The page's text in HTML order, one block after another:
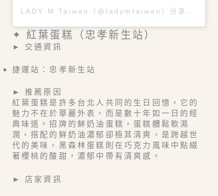
LADY M Taiwan（@ladymtaiwan）分享的貼文
✦ 紅葉蛋糕（忠孝新生站）
► 交通資訊
捷運站：忠孝新生站
► 推薦原因
紅葉蛋糕是許多台北人共同的生日回憶，它的
魅力不在於華麗外表，而是數十年如一日的經
典味道。招牌的鮮奶油蛋糕，蛋糕體鬆軟濕
潤，搭配的鮮奶油濃郁卻極其清爽，是跨越世
代的美味，黑森林蛋糕則在巧克力風味中點綴
著櫻桃的酸甜，濃郁中帶有清爽感。
► 店家資訊